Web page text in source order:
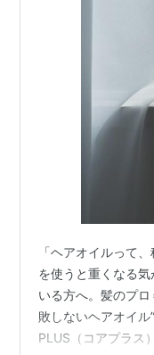
「ヘアオイルって
を使うと重くなる
いる方へ。髪のプ
敗しないヘアオイ
PLUS（コアプラス